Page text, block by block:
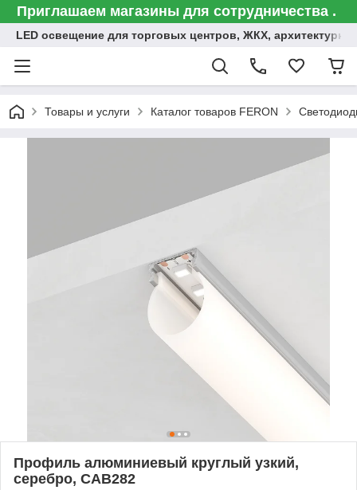
Приглашаем магазины для сотрудничества .
LED освещение для торговых центров, ЖКХ,
Товары и услуги Каталог товаров FERON
Профиль алюминиевый круглый узкий,
серебро, CAB282